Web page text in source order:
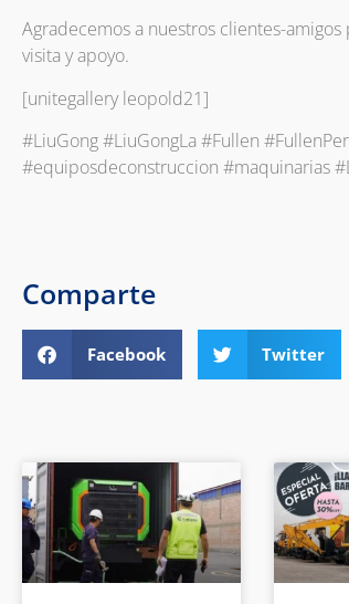
Agradecemos a nuestros clientes-
visita y apoyo.
[unitegallery leopold21]
#LiuGong #LiuGongLa #Fullen
#equiposdeconstruccion #maquinarias
Comparte
Facebook Twitter